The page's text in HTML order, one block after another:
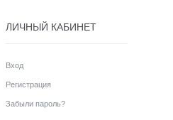
ЛИЧНЫЙ КАБИНЕТ
Вход
Регистрация
Забыли пароль?